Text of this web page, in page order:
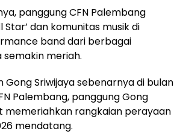
panggung CFN Palembang
dan komunitas musik di
band dari berbagai
semakin meriah.
Sriwijaya sebenarnya di bulan
Palembang, panggung Gong
memeriahkan rangkaian perayaan
mendatang.